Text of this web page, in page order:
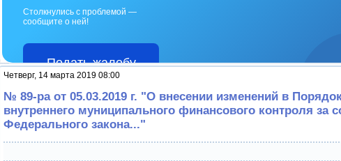
Столкнулись с проблемой —
сообщите о ней!
Подать жалобу
Четверг, 14 марта 2019 08:00
№ 89-ра от 05.03.2019 г. "О внесении изменений в
внутреннего муниципального финансового контроля за
Федерального закона..."